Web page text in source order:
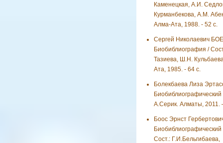
Каменецкая, А.И.
Курманбекова, А.М.
Алма-Ата, 1988. - 52 с.
Сергей Николаевич
Биобиблиография /
Тазиева, Ш.Н.
Ата, 1985. - 64 с.
Болекбаева Лиза
Биобиблиографический
А.Серик. Алматы, 2011.
Боос Эрнст
Биобиблиографический
Сост.: Г.И.Бельгибаева,